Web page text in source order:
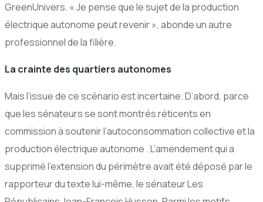
GreenUnivers. « Je pense que le sujet de la production
électrique autonome peut revenir », abonde un autre
professionnel de la filière.
La crainte des quartiers autonomes
Mais l’issue de ce scénario est incertaine. D’abord, parce
que les sénateurs se sont montrés réticents en
commission à soutenir l’autoconsommation collective et la
production électrique autonome . L’amendement qui a
supprimé l’extension du périmètre avait été déposé par le
rapporteur du texte lui-même, le sénateur Les